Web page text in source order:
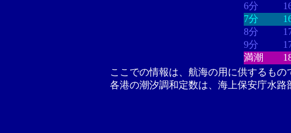
6分
7分
8分
9分
満潮
ここでの情報は、航海の用に供するも
各港の潮汐調和定数は、海上保安庁水路